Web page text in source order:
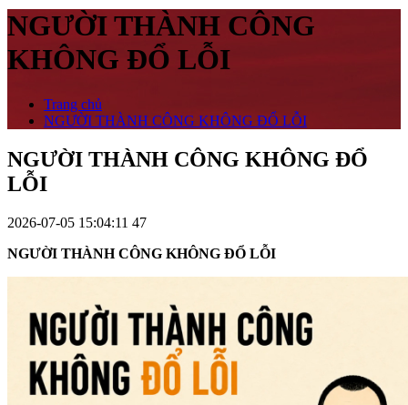
NGƯỜI THÀNH CÔNG
KHÔNG ĐỔ LỖI
Trang chủ
NGƯỜI THÀNH CÔNG KHÔNG ĐỔ LỖI
NGƯỜI THÀNH CÔNG KHÔNG ĐỔ
LỖI
2026-07-05 15:04:11 47
NGƯỜI THÀNH CÔNG KHÔNG ĐỔ LỖI